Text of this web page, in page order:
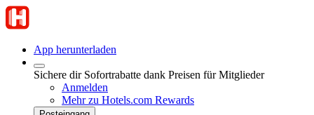
App herunterladen
Sichere dir Sofortrabatte dank Preisen für Mitglieder
Anmelden
Mehr zu Hotels.com Rewards